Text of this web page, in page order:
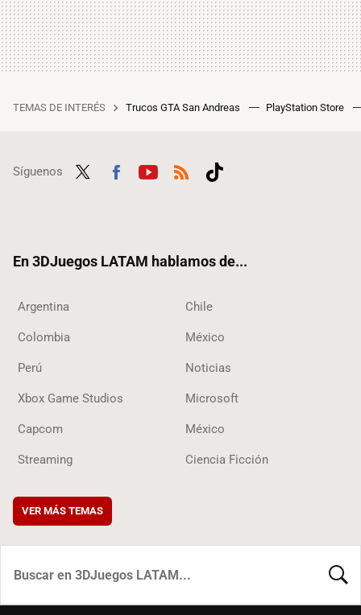
TEMAS DE INTERÉS Trucos GTA San Andreas PlayStation Store
Síguenos
En 3DJuegos LATAM hablamos de...
Argentina Chile
Colombia México
Perú Noticias
Xbox Game Studios Microsoft
Capcom México
Streaming Ciencia Ficción
VER MÁS TEMAS